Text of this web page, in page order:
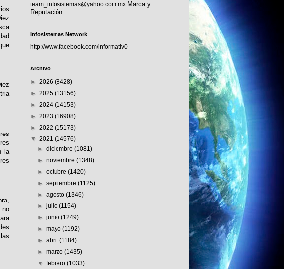
la
no
team_infosistemas@yahoo.com.mx Marca y
Reputación
Infosistemas Network
http://www.facebook.com/informativ0
Archivo
► 2026 (8428)
► 2025 (13156)
► 2024 (14153)
► 2023 (16908)
► 2022 (15173)
▼ 2021 (14576)
►diciembre(1081)
►noviembre(1348)
►octubre(1420)
►septiembre(1125)
►agosto(1346)
►julio(1154)
►junio(1249)
►mayo(1192)
►abril(1184)
►marzo(1435)
▼febrero(1033)